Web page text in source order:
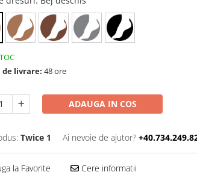
livrare: 48 ore
ADAUGA IN COS
Twice 1 Ai nevoie de ajutor?
la Favorite Cere informatii